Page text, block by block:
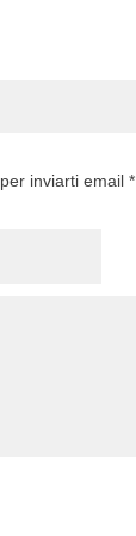
inviarti email *